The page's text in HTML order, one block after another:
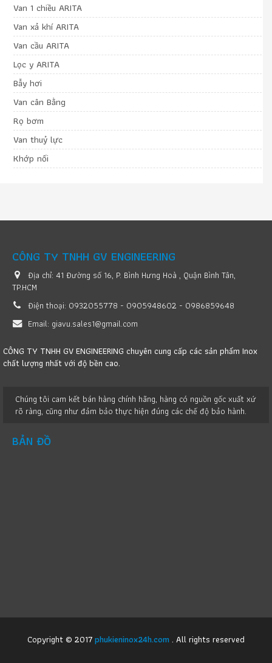
Van 1 chiều ARITA
Van xả khí ARITA
Van cầu ARITA
Lọc y ARITA
Bẫy hơi
Van cân Bằng
Rọ bơm
Van thuỷ lực
Khớp nối
CÔNG TY TNHH GV ENGINEERING
Địa chỉ: 41 Đường số 16, P. Bình Hưng Hoà , Quận Bình Tân,
TP.HCM
Điện thoại: 0932055778 - 0905948602 - 0986859648
Email: giavu.sales1@gmail.com
CÔNG TY TNHH GV ENGINEERING chuyên cung cấp các sản phẩm Inox
chất lượng nhất với độ bền cao.
Chúng tôi cam kết bán hàng chính hãng, hàng có nguồn gốc xuất xứ
rõ ràng, cũng như đảm bảo thực hiện đúng các chế độ bảo hành.
BẢN ĐỒ
Copyright © 2017phukieninox24h.com. All rights reserved